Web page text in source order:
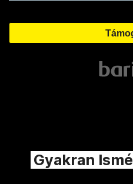
Gyakran